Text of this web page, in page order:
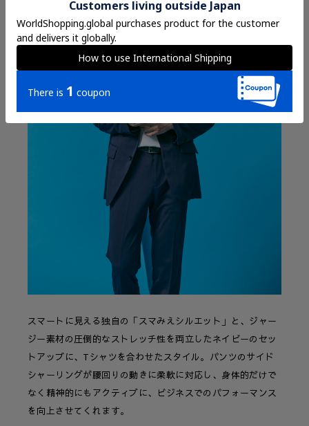
スマートに見える独自の「スマみえシルエット」と、ジャー
ジー素材の圧倒的なストレッチ性を両立したネイビーのセッ
トアップに、Tシャツを合わせたスタイル。パンツのサイド
シャーリングが腰回りの動きに柔軟に対応し、身体的だけで
なく精神的にもアクティブに、ビジネスでのパフォーマンス
を向上させてくれます。